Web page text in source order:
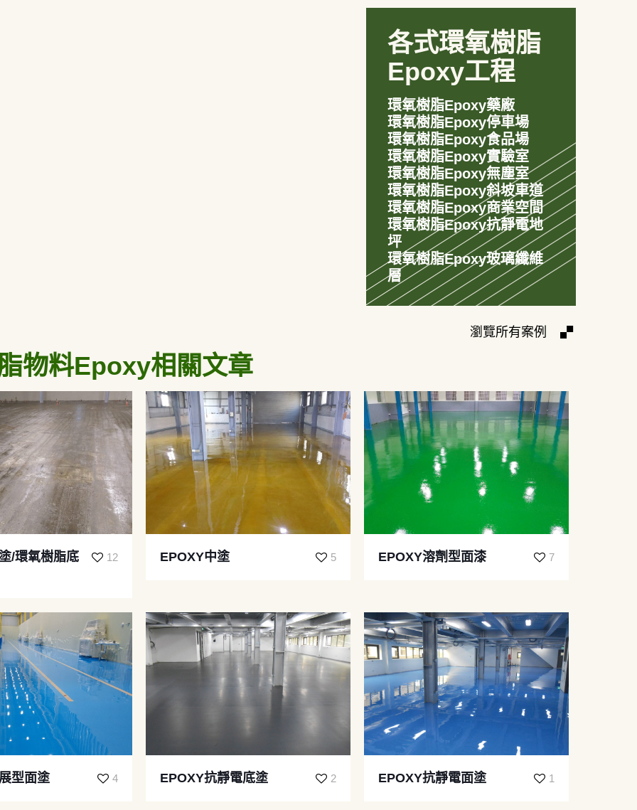
各式環氧樹脂
Epoxy工程
環氧樹脂Epoxy藥廠
環氧樹脂Epoxy停車場
環氧樹脂Epoxy食品場
環氧樹脂Epoxy實驗室
環氧樹脂Epoxy無塵室
環氧樹脂Epoxy斜坡車道
環氧樹脂Epoxy商業空間
環氧樹脂Epoxy抗靜電地
坪
環氧樹脂Epoxy玻璃纖維
層
瀏覽所有案例
物料Epoxy相關文章
/環氧樹脂底 12 EPOXY中塗 5 EPOXY溶劑型面漆 7
型面塗 4 EPOXY抗靜電底塗 2 EPOXY抗靜電面塗 1